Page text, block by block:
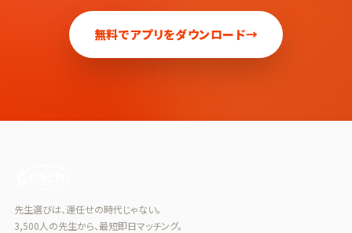
無料でアプリをダウンロード→
先生選びは、運任せの時代じゃない。
3,500人の先生から、最短即日マッチング。